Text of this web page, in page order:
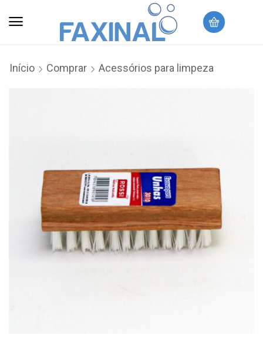
Início Comprar Acessórios para limpeza